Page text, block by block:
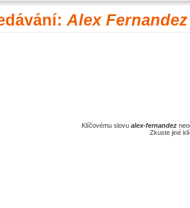
Alex Fernandez
Klíčovému slovu alex-fernandez
Zkuste jiné